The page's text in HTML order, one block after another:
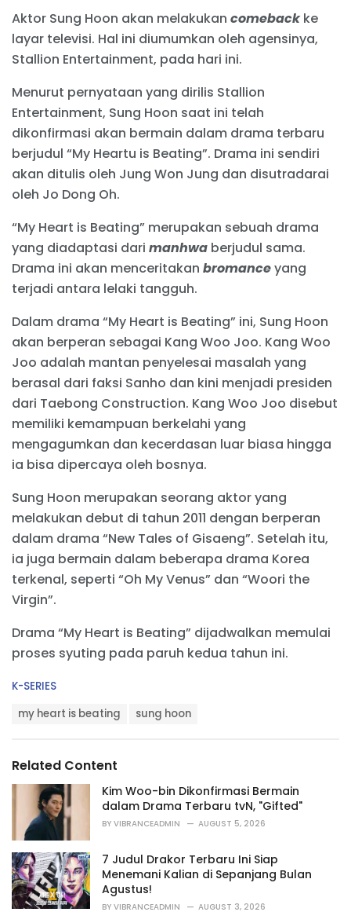
Aktor Sung Hoon akan melakukan comebackke
layar televisi. Hal ini diumumkan oleh agensinya,
Stallion Entertainment, pada hari ini.
Menurut pernyataan yang dirilis Stallion
Entertainment, Sung Hoon saat ini telah
dikonfirmasi akan bermain dalam drama terbaru
berjudul “My Heartu is Beating”. Drama ini sendiri
akan ditulis oleh Jung Won Jung dan disutradarai
oleh Jo Dong Oh.
“My Heart is Beating” merupakan sebuah drama
yang diadaptasi dari manhwa berjudul sama.
Drama ini akan menceritakan bromanceyang
terjadi antara lelaki tangguh.
Dalam drama “My Heart is Beating” ini, Sung Hoon
akan berperan sebagai Kang Woo Joo. Kang Woo
Joo adalah mantan penyelesai masalah yang
berasal dari faksi Sanho dan kini menjadi presiden
dari Taebong Construction. Kang Woo Joo disebut
memiliki kemampuan berkelahi yang
mengagumkan dan kecerdasan luar biasa hingga
ia bisa dipercaya oleh bosnya.
Sung Hoon merupakan seorang aktor yang
melakukan debut di tahun 2011 dengan berperan
dalam drama “New Tales of Gisaeng”. Setelah itu,
ia juga bermain dalam beberapa drama Korea
terkenal, seperti “Oh My Venus” dan “Woori the
Virgin”.
Drama “My Heart is Beating” dijadwalkan memulai
proses syuting pada paruh kedua tahun ini.
C
r
i
K-SERIES
:
my heart is beating sung hoon
Related Content
Kim Woo-bin Dikonfirmasi Bermain
dalam Drama Terbaru tvN, "Gifted"
BY VIBRANCEADMIN AUGUST 5, 2026
7 Judul Drakor Terbaru Ini Siap
Menemani Kalian di Sepanjang Bulan
Agustus!
BY VIBRANCEADMIN AUGUST 3, 2026